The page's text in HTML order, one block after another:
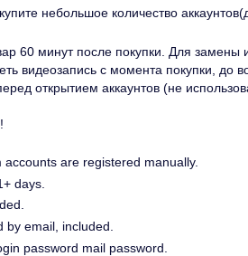
небольшое количество
60 минут после покупки. Для замены
видеозапись с момента покупки, до
открытием аккаунтов (не
accounts are registered manually.
days.
by email, included.
password mail password.